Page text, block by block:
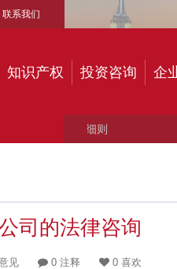
联系我们
知识产权 投资咨询 企
› 10/06/
司的法律咨询
见 0 注释 0 喜欢